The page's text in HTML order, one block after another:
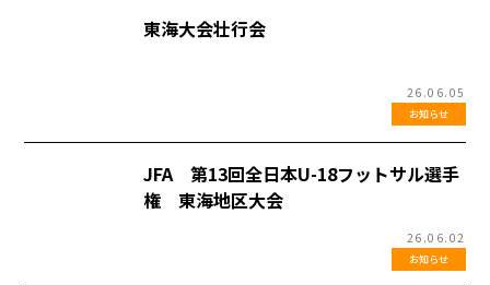
お知らせ
26.06.05
東海大会壮行会
お知らせ
26.06.02
JFA 第13回全日本U-18フットサル選手
権 東海地区大会